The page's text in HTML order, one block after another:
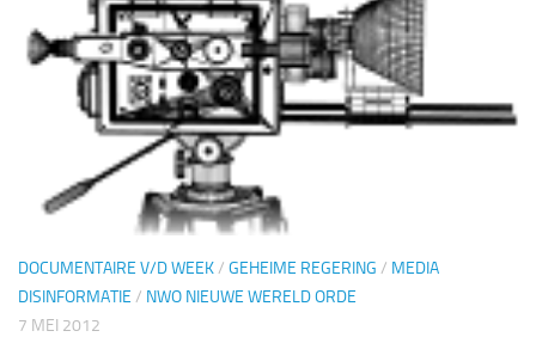
DOCUMENTAIRE V/D WEEK/ GEHEIME REGERING / MEDIA
DISINFORMATIE / NWO NIEUWE WERELD ORDE
7 MEI 2012